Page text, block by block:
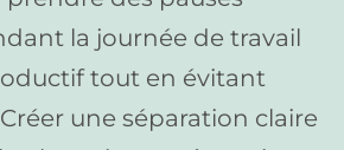
la journée de travail
tout en évitant
une séparation claire